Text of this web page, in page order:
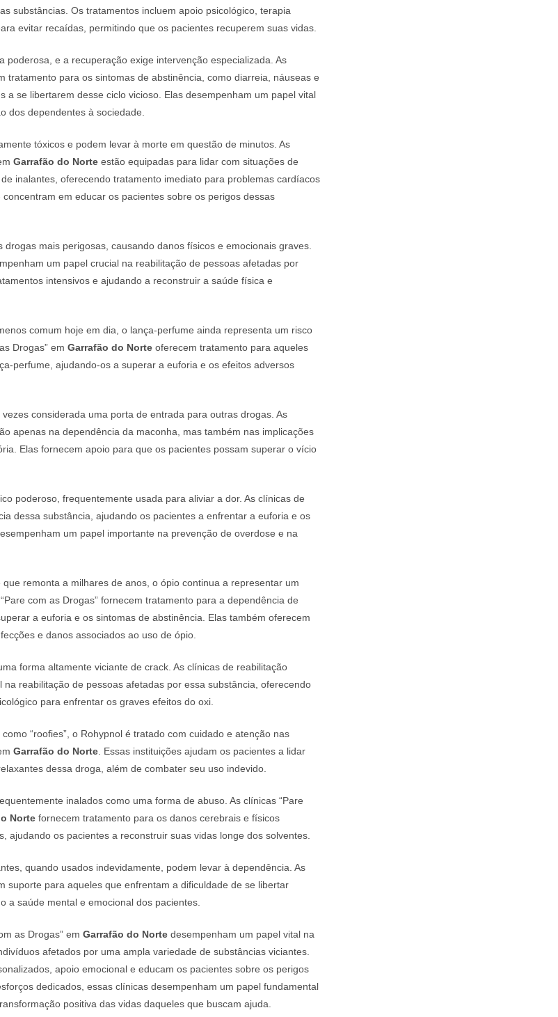
substâncias. Os tratamentos incluem apoio psicológico, terapia
evitar recaídas, permitindo que os pacientes recuperem suas vidas.
poderosa, e a recuperação exige intervenção especializada. As
tratamento para os sintomas de abstinência, como diarreia, náuseas e
a se libertarem desse ciclo vicioso. Elas desempenham um papel vital
dos dependentes à sociedade.
tóxicos e podem levar à morte em questão de minutos. As
Garrafão do Norte estão equipadas para lidar com situações de
inalantes, oferecendo tratamento imediato para problemas cardíacos
em educar os pacientes sobre os perigos dessas
drogas mais perigosas, causando danos físicos e emocionais graves.
um papel crucial na reabilitação de pessoas afetadas por
intensivos e ajudando a reconstruir a saúde física e
comum hoje em dia, o lança-perfume ainda representa um risco
Drogas” em Garrafão do Norte oferecem tratamento para aqueles
perfume, ajudando-os a superar a euforia e os efeitos adversos
considerada uma porta de entrada para outras drogas. As
apenas na dependência da maconha, mas também nas implicações
Elas fornecem apoio para que os pacientes possam superar o vício
poderoso, frequentemente usada para aliviar a dor. As clínicas de
dessa substância, ajudando os pacientes a enfrentar a euforia e os
um papel importante na prevenção de overdose e na
remonta a milhares de anos, o ópio continua a representar um
com as Drogas” fornecem tratamento para a dependência de
a euforia e os sintomas de abstinência. Elas também oferecem
e danos associados ao uso de ópio.
forma altamente viciante de crack. As clínicas de reabilitação
reabilitação de pessoas afetadas por essa substância, oferecendo
para enfrentar os graves efeitos do oxi.
“roofies”, o Rohypnol é tratado com cuidado e atenção nas
Garrafão do Norte. Essas instituições ajudam os pacientes a lidar
dessa droga, além de combater seu uso indevido.
inalados como uma forma de abuso. As clínicas “Pare
Norte fornecem tratamento para os danos cerebrais e físicos
ajudando os pacientes a reconstruir suas vidas longe dos solventes.
quando usados indevidamente, podem levar à dependência. As
suporte para aqueles que enfrentam a dificuldade de se libertar
a saúde mental e emocional dos pacientes.
as Drogas” em Garrafão do Norte desempenham um papel vital na
afetados por uma ampla variedade de substâncias viciantes.
apoio emocional e educam os pacientes sobre os perigos
dedicados, essas clínicas desempenham um papel fundamental
positiva das vidas daqueles que buscam ajuda.